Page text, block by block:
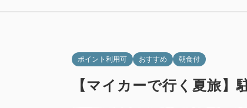
ポイント利用可 おすすめ 朝食付
【マイカーで行く夏旅